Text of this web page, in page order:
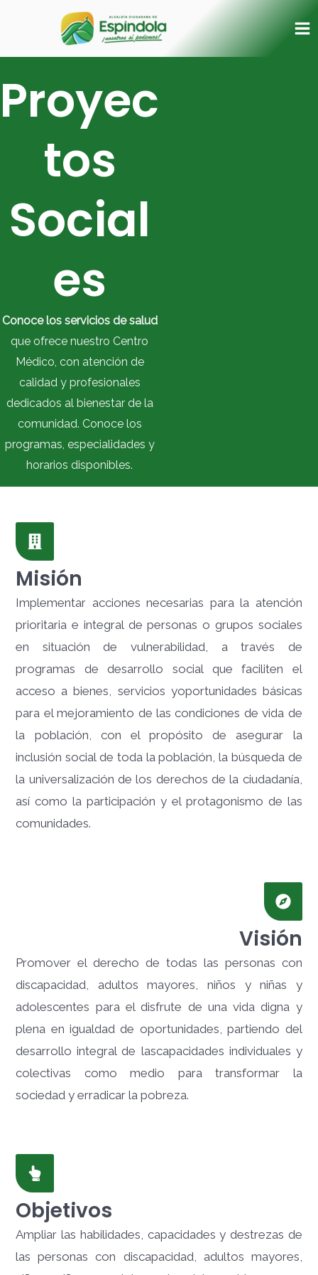
Proyec
tos
Social
es
Conoce los servicios de salud
que ofrece nuestro Centro
Médico, con atención de
calidad y profesionales
dedicados al bienestar de la
comunidad. Conoce los
programas, especialidades y
horarios disponibles.
Misión
Implementar acciones necesarias para la atención
prioritaria e integral de personas o grupos sociales
en situación de vulnerabilidad, a través de
programas de desarrollo social que faciliten el
acceso a bienes, servicios yoportunidades básicas
para el mejoramiento de las condiciones de vida de
la población, con el propósito de asegurar la
inclusión social de toda la población, la búsqueda de
la universalización de los derechos de la ciudadanía,
así como la participación y el protagonismo de las
comunidades.
Visión
Promover el derecho de todas las personas con
discapacidad, adultos mayores, niños y niñas y
adolescentes para el disfrute de una vida digna y
plena en igualdad de oportunidades, partiendo del
desarrollo integral de lascapacidades individuales y
colectivas como medio para transformar la
sociedad y erradicar la pobreza.
Objetivos
Ampliar las habilidades, capacidades y destrezas de
las personas con discapacidad, adultos mayores,